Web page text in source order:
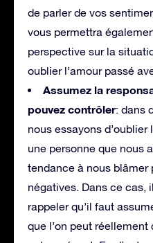
de parler de vos
vous permettra
perspective sur la
oublier l’amour passé
Assumez la
pouvez contrôler: dans
nous essayons
une personne que nous
tendance à nous blâmer
négatives. Dans ce cas,
rappeler qu’il faut
que l’on peut réellement